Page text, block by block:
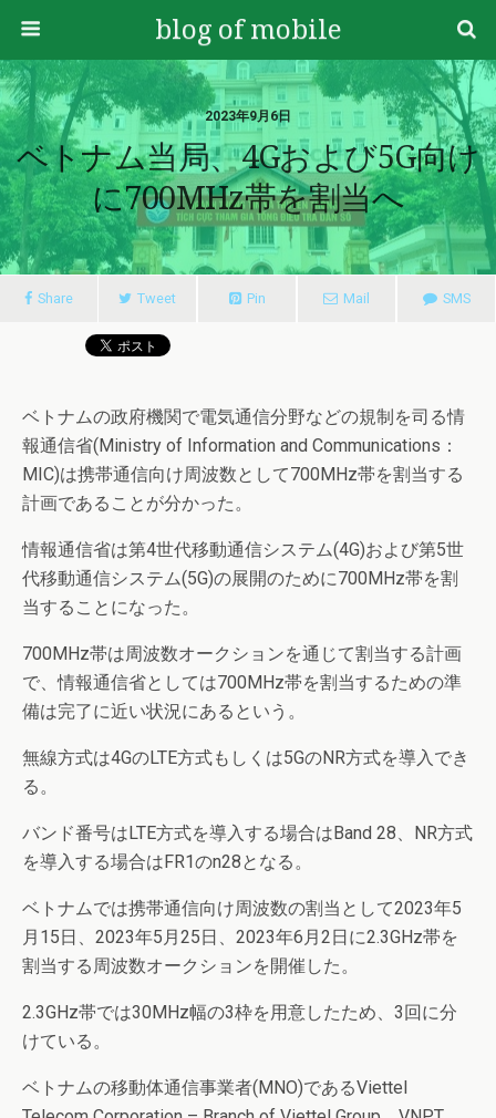
blog of mobile
2023年9月6日
ベトナム当局、4Gおよび5G向け
に700MHz帯を割当へ
Share Tweet Pin Mail SMS
ベトナムの政府機関で電気通信分野などの規制を司る情
報通信省(Ministry of Information and Communications：
MIC)は携帯通信向け周波数として700MHz帯を割当する
計画であることが分かった。
情報通信省は第4世代移動通信システム(4G)および第5世
代移動通信システム(5G)の展開のために700MHz帯を割
当することになった。
700MHz帯は周波数オークションを通じて割当する計画
で、情報通信省としては700MHz帯を割当するための準
備は完了に近い状況にあるという。
無線方式は4GのLTE方式もしくは5GのNR方式を導入でき
る。
バンド番号はLTE方式を導入する場合はBand 28、NR方式
を導入する場合はFR1のn28となる。
ベトナムでは携帯通信向け周波数の割当として2023年5
月15日、2023年5月25日、2023年6月2日に2.3GHz帯を
割当する周波数オークションを開催した。
2.3GHz帯では30MHz幅の3枠を用意したため、3回に分
けている。
ベトナムの移動体通信事業者(MNO)であるViettel